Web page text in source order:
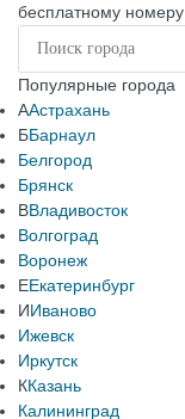
бесплатному номеру
Популярные города
ААстрахань
ББарнаул
Белгород
Брянск
ВВладивосток
Волгоград
Воронеж
ЕЕкатеринбург
ИИваново
Ижевск
Иркутск
ККазань
Калининград